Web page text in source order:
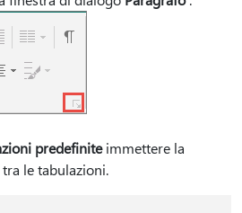
predefiniteimmettere la
le tabulazioni.